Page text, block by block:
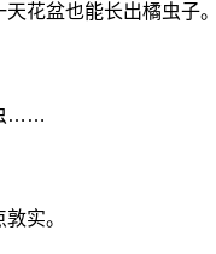
花盆也能长出橘虫子
……
实。